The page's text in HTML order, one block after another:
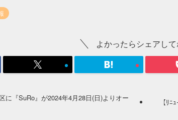
よかったらシェアして
に『SuRo』が2024年4月28日(日)よりオー
【ﾘ